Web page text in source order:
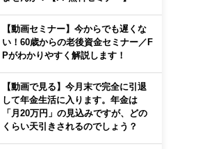
【動画セミナー】今からでも遅くな
い！60歳からの老後資金セミナー／F
Pがわかりやすく解説します！
【動画で見る】今月末で完全に引退
して年金生活に入ります。年金は
「月20万円」の見込みですが、どの
くらい天引きされるのでしょう？